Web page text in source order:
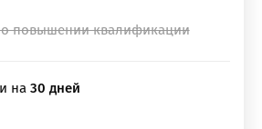
о повышении квалификации
на 30 дней